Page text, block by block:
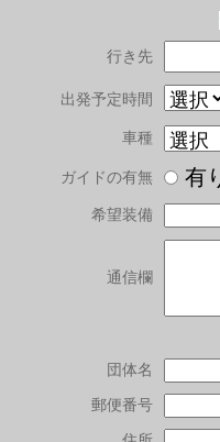
行き先
出発予定時間
車種
ガイドの有無
希望装備
通信欄
団体名
郵便番号